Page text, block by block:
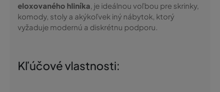
eloxovaného hliníka, je ideálnou voľbou pre skrinky,
komody, stoly a akýkoľvek iný nábytok, ktorý
vyžaduje modernú a diskrétnu podporu.
Kľúčové vlastnosti: